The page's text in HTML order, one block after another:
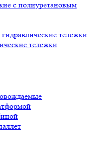
с полиуретановым
тележки
тележки